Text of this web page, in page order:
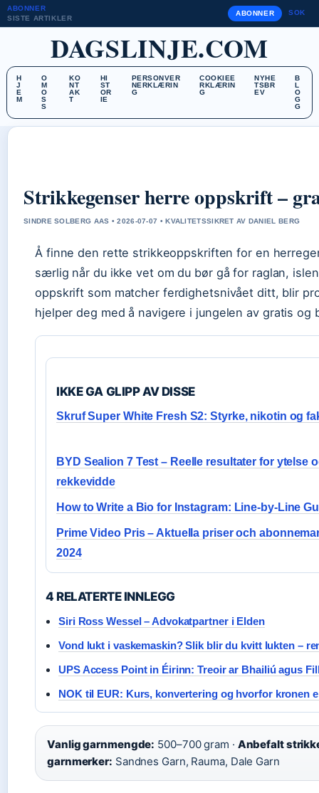
ABONNER
SISTE ARTIKLER
ABONNER SOK
DAGSLINJE.COM
H
J
E
M
O
M
O
S
S
KO
NT
AK
T
HI
ST
OR
IE
PERSONVER
NERKLÆRIN
G
COOKIEE
RKLÆRIN
G
NYHE
TSBR
EV
B
L
O
G
G
Strikkegenser herre oppskrift –
SINDRE SOLBERG AAS • 2026-07-07 • KVALITETSSIKRET AV DANIEL BERG
Å finne den rette strikkeoppskriften for en
særlig når du ikke vet om du bør gå for raglan,
oppskrift som matcher ferdighetsnivået ditt, blir
hjelper deg med å navigere i jungelen av gratis og
IKKE GA GLIPP AV DISSE
Skruf Super White Fresh S2: Styrke, nikotin og
BYD Sealion 7 Test – Reelle resultater for ytelse
rekkevidde
How to Write a Bio for Instagram: Line-by-Line
Prime Video Pris – Aktuella priser och
2024
4 RELATERTE INNLEGG
Siri Ross Wessel – Advokatpartner i Elden
Vond lukt i vaskemaskin? Slik blir du kvitt lukten –
UPS Access Point in Éirinn: Treoir ar Bhailiú agus
NOK til EUR: Kurs, konvertering og hvorfor kronen
Vanlig garnmengde: 500–700 gram · Anbefalt
garnmerker: Sandnes Garn, Rauma, Dale Garn